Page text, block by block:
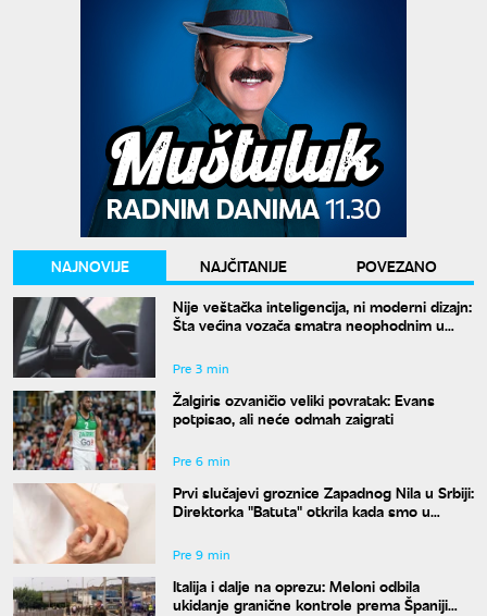
NAJNOVIJE NAJČITANIJE
POVEZANO
Nije veštačka inteligencija, ni moderni dizajn:
Šta većina vozača smatra neophodnim u
Pre 3 min
Žalgiris ozvaničio veliki povratak: Evans
potpisao, ali neće odmah zaigrati
Pre 6 min
Prvi slučajevi groznice Zapadnog Nila u Srbiji:
Direktorka "Batuta" otkrila kada smo u
Pre 9 min
Italija i dalje na oprezu: Meloni odbila
ukidanje granične kontrole prema Španiji